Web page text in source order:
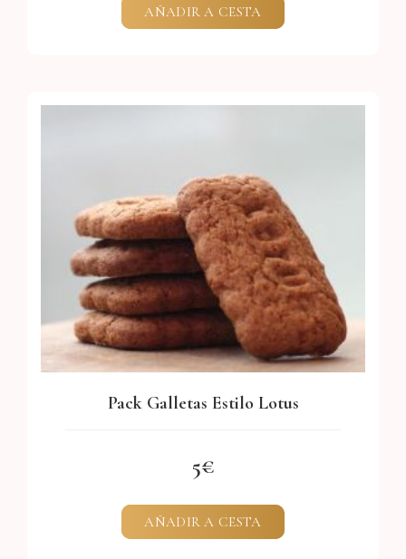
AÑADIR A CESTA
Pack Galletas Estilo Lotus
5
AÑADIR A CESTA